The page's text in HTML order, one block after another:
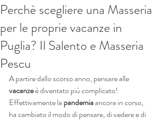
Perchè scegliere una Masseria
per le proprie vacanze in
Puglia? Il Salento e Masseria
Pescu
A partire dallo scorso anno, pensare alle
vacanze è diventato più complicato!
Effettivamente la pandemia ancora in corso,
ha cambiato il modo di pensare, di vedere e di